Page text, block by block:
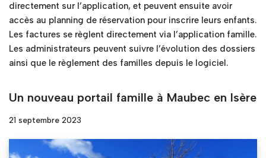
directement sur l’application, et peuvent ensuite avoir
accès au planning de réservation pour inscrire leurs enfants.
Les factures se règlent directement via l’application famille.
Les administrateurs peuvent suivre l’évolution des dossiers
ainsi que le règlement des familles depuis le logiciel.
Un nouveau portail famille à Maubec en Isère
21 septembre 2023